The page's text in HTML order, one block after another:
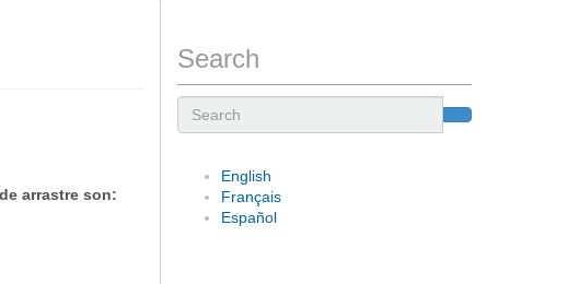
arrastre son:
Search
English
Français
Español